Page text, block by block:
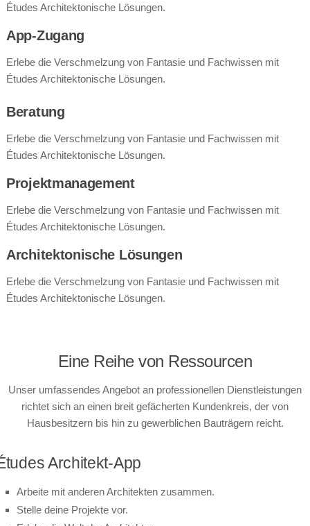
Études Architektonische Lösungen.
App-Zugang
Erlebe die Verschmelzung von Fantasie und Fachwissen mit
Études Architektonische Lösungen.
Beratung
Erlebe die Verschmelzung von Fantasie und Fachwissen mit
Études Architektonische Lösungen.
Projektmanagement
Erlebe die Verschmelzung von Fantasie und Fachwissen mit
Études Architektonische Lösungen.
Architektonische Lösungen
Erlebe die Verschmelzung von Fantasie und Fachwissen mit
Études Architektonische Lösungen.
Eine Reihe von Ressourcen
Unser umfassendes Angebot an professionellen Dienstleistungen
richtet sich an einen breit gefächerten Kundenkreis, der von
Hausbesitzern bis hin zu gewerblichen Bauträgern reicht.
Architekt-App
Arbeite mit anderen Architekten zusammen.
Stelle deine Projekte vor.